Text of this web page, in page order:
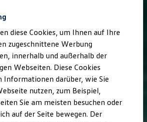
Konnektivität & Apps
App
für Ihren ID. Buzz
Connect für Ihren Transporter/Caravelle
Connect für Ihren Amarok
für andere Modelle
Pro
Interface Data
Pathfinder
Software Updates
für Besitzer
und Sicherheitssysteme
diese Cookies, um Ihnen auf Ihre
zugeschnittene Werbung
innerhalb und außerhalb der
Webseiten. Diese Cookies
Informationen darüber, wie Sie
nutzen, zum Beispiel,
Sie am meisten besuchen oder
auf der Seite bewegen. Der